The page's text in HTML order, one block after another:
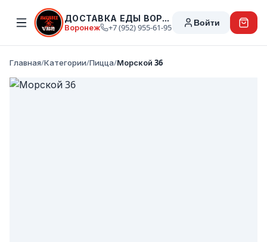
ДОСТАВКА ЕДЫ ВОРОНЕЖ
Воронеж +7 (952) 955-61-95 Войти
Главная/Категории/Пицца/Морской 36